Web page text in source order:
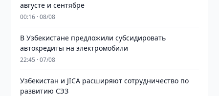
августе и сентябре
00:16 · 08/08
В Узбекистане предложили субсидировать
автокредиты на электромобили
22:45 · 07/08
Узбекистан и JICA расширяют сотрудничество по
развитию СЭЗ